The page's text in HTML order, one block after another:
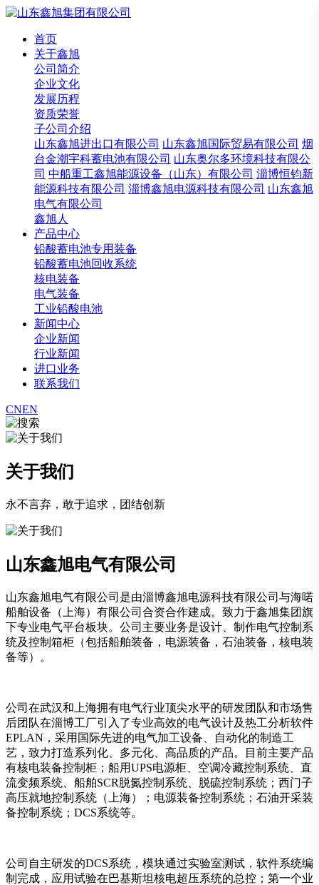
首页
关于鑫旭
公司简介
企业文化
发展历程
资质荣誉
子公司介绍
山东鑫旭进出口有限公司 山东鑫旭国际贸易有限公司 烟
台金潮宇科蓄电池有限公司 山东奥尔多环境科技有限公
司 中船重工鑫旭能源设备（山东）有限公司 淄博恒钧新
能源科技有限公司 淄博鑫旭电源科技有限公司 山东鑫旭
电气有限公司
鑫旭人
产品中心
铅酸蓄电池专用装备
铅酸蓄电池回收系统
核电装备
电气装备
工业铅酸电池
新闻中心
企业新闻
行业新闻
进口业务
联系我们
CNEN
关于我们
永不言弃，敢于追求，团结创新
山东鑫旭电气有限公司
山东鑫旭电气有限公司是由淄博鑫旭电源科技有限公司与海喏
船舶设备（上海）有限公司合资合作建成。致力于鑫旭集团旗
下专业电气平台板块。公司主要业务是设计、制作电气控制系
统及控制箱柜（包括船舶装备，电源装备，石油装备，核电装
备等）。
公司在武汉和上海拥有电气行业顶尖水平的研发团队和市场售
后团队在淄博工厂引入了专业高效的电气设计及热工分析软件
EPLAN，采用国际先进的电气加工设备、自动化的制造工
艺，致力打造系列化、多元化、高品质的产品。目前主要产品
有核电装备控制柜；船用UPS电源柜、空调冷藏控制系统、直
流变频系统、船舶SCR脱氮控制系统、脱硫控制系统；西门子
高压就地控制系统（上海）；电源装备控制系统；石油开采装
备控制系统；DCS系统等。
公司自主研发的DCS系统，模块通过实验室测试，软件系统编
制完成，应用试验在巴基斯坦核电超压系统的总控；第一个业